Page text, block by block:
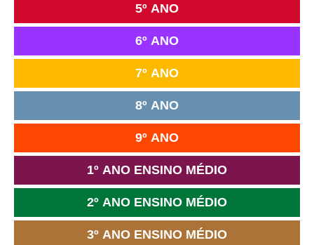
5º ANO
6º ANO
7º ANO
8º ANO
9º ANO
1º ANO ENSINO MÉDIO
2º ANO ENSINO MÉDIO
3º ANO ENSINO MÉDIO